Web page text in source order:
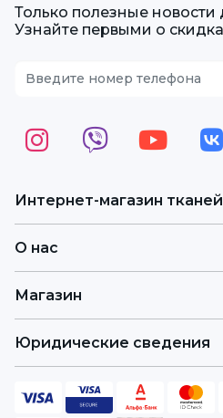
Интернет-магазин
О нас
Магазин
Юридические сведения
Только полезные
Узнайте первыми о